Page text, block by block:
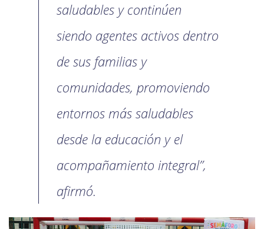
saludables y continúen
siendo agentes activos dentro
de sus familias y
comunidades, promoviendo
entornos más saludables
desde la educación y el
acompañamiento integral”,
afirmó.